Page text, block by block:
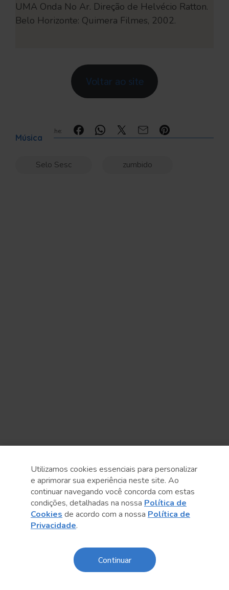
UMA Onda No Ar. Direção de Helvécio Ratton.
Belo Horizonte: Quimera Filmes, 2002.
Voltar ao site
Compartilhe:
Música
Selo Sesc zumbido
Utilizamos cookies essenciais para personalizar
e aprimorar sua experiência neste site. Ao
continuar navegando você concorda com estas
condições, detalhadas na nossa Política de
Cookies de acordo com a nossa Política de
Privacidade.
Continuar